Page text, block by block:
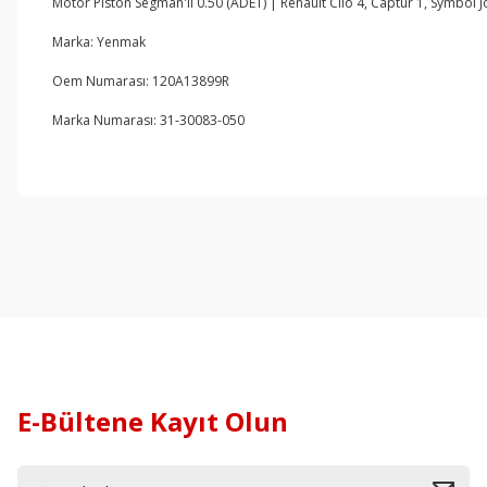
Marka: Yenmak
Oem Numarası: 120A13899R
Marka Numarası: 31-30083-050
E-Bültene Kayıt Olun